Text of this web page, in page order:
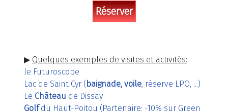
▶ Quelques exemples de visites et activités:
le Futuroscope
Lac de Saint Cyr ( baignade, voile, réserve LPO, ...)
Le Château de Dissay
Golfdu Haut-Poitou (Partenaire: -10% sur Green